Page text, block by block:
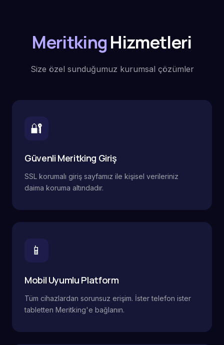
MeritkingHizmetleri
Size özel sunduğumuz kurumsal çözümler
🔐
Güvenli Meritking Giriş
SSL korumalı giriş sayfamız ile kişisel verileriniz
daima koruma altındadır.
📱
Mobil Uyumlu Platform
Tüm cihazlardan sorunsuz erişim. İster telefon ister
tabletten Meritking'e bağlanın.